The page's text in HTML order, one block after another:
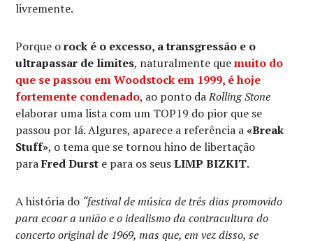
livremente.
Porque orock é o excesso, a transgressão e o
ultrapassar de limites, naturalmente quemuito do
que se passou em Woodstock em 1999, é hoje
fortemente condenado, ao ponto daRolling Stone
elaborar uma lista com um TOP19 do pior que se
passou por lá. Algures, aparece a referência a«Break
Stuff», o tema que se tornou hino de libertação
paraFred Durst e para os seusLIMP BIZKIT.
A história do “festival de música de três dias promovido
para ecoar a união e o idealismo da contracultura do
concerto original de 1969, mas que, em vez disso, se